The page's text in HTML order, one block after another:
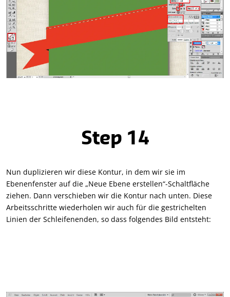
Step 14
Nun duplizieren wir diese Kontur, in dem wir sie im
Ebenenfenster auf die „Neue Ebene erstellen“-Schaltfläche
ziehen. Dann verschieben wir die Kontur nach unten. Diese
Arbeitsschritte wiederholen wir auch für die gestrichelten
Linien der Schleifenenden, so dass folgendes Bild entsteht: